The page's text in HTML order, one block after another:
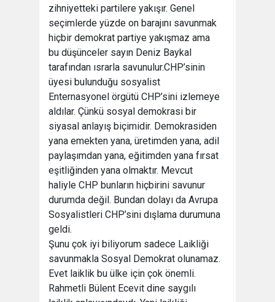
zihniyetteki partilere yakışır. Genel
seçimlerde yüzde on barajını savunmak
hiçbir demokrat partiye yakışmaz ama
bu düşünceler sayın Deniz Baykal
tarafından ısrarla savunulur.CHP’sinin
üyesi bulunduğu sosyalist
Enternasyonel örgütü CHP’sini izlemeye
aldılar. Çünkü sosyal demokrasi bir
siyasal anlayış biçimidir. Demokrasiden
yana emekten yana, üretimden yana, adil
paylaşımdan yana, eğitimden yana fırsat
eşitliğinden yana olmaktır. Mevcut
haliyle CHP bunların hiçbirini savunur
durumda değil. Bundan dolayı da Avrupa
Sosyalistleri CHP’sini dışlama durumuna
geldi.
Şunu çok iyi biliyorum sadece Laikliği
savunmakla Sosyal Demokrat olunamaz.
Evet laiklik bu ülke için çok önemli.
Rahmetli Bülent Ecevit dine saygılı